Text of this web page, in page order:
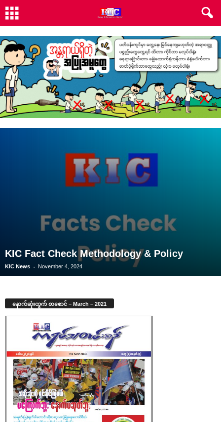
KIC Fact Check Methodology & Policy
KIC News - November 4, 2024
နောက်ဆုံးထွက် စာစောင် – March – 2021